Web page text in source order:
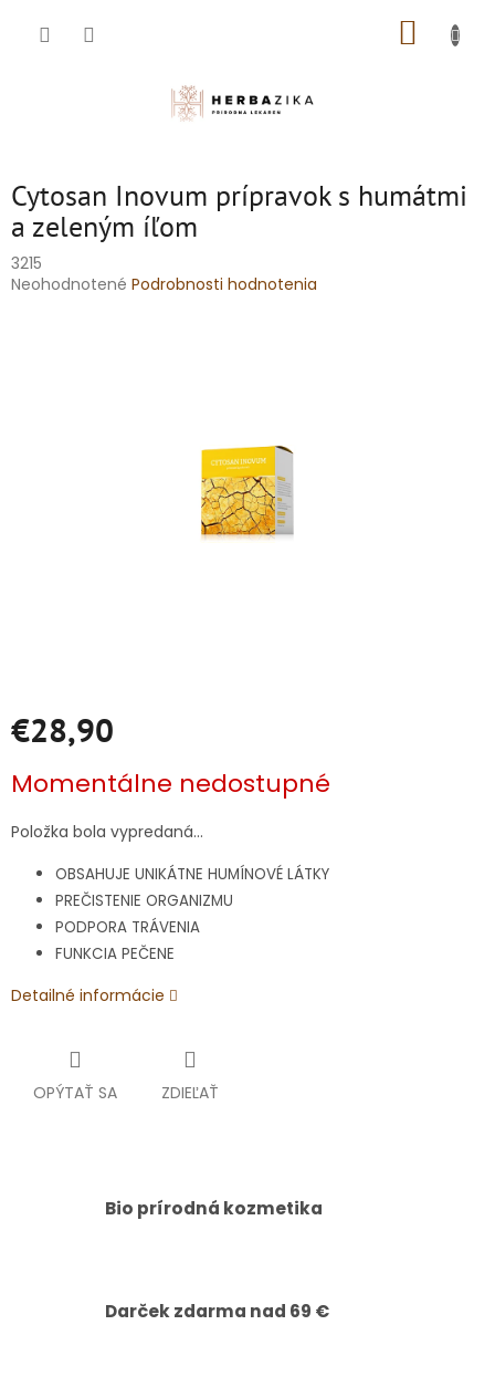
Cytosan Inovum prípravok s humátmi
a zeleným íľom
3215
Priemerné
Neohodnotené Podrobnosti hodnotenia
€28,90
cena:
Momentálne nedostupné
Položka bola vypredaná…
OBSAHUJE UNIKÁTNE HUMÍNOVÉ LÁTKY
PREČISTENIE ORGANIZMU
PODPORA TRÁVENIA
FUNKCIA PEČENE
Detailné informácie
OPÝTAŤ SA ZDIEĽAŤ
Bio prírodná kozmetika
Darček zdarma nad 69 €